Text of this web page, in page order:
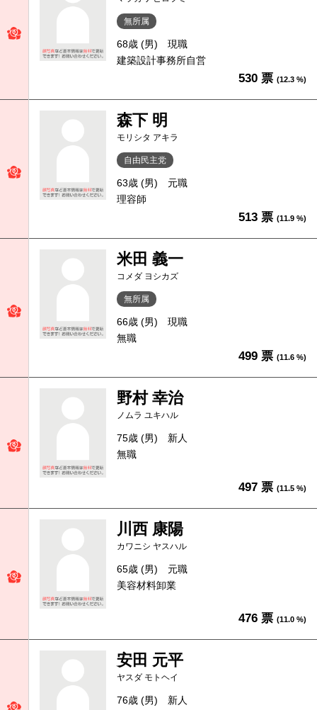
無所属
68歳 (男)
現職
建築設計事務所自営
530 票 (12.3 %)
森下 明
モリシタ アキラ
自由民主党
63歳 (男)
元職
理容師
513 票 (11.9 %)
米田 義一
コメダ ヨシカズ
無所属
66歳 (男)
現職
無職
499 票 (11.6 %)
野村 幸治
ノムラ ユキハル
75歳 (男)
新人
無職
497 票 (11.5 %)
川西 康陽
カワニシ ヤスハル
65歳 (男)
元職
美容材料卸業
476 票 (11.0 %)
安田 元平
ヤスダ モトヘイ
76歳 (男)
新人